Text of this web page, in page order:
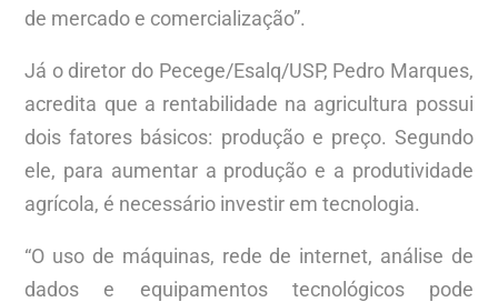
de mercado e comercialização”.
Já o diretor do Pecege/Esalq/USP, Pedro Marques,
acredita que a rentabilidade na agricultura possui
dois fatores básicos: produção e preço. Segundo
ele, para aumentar a produção e a produtividade
agrícola, é necessário investir em tecnologia.
“O uso de máquinas, rede de internet, análise de
dados e equipamentos tecnológicos pode